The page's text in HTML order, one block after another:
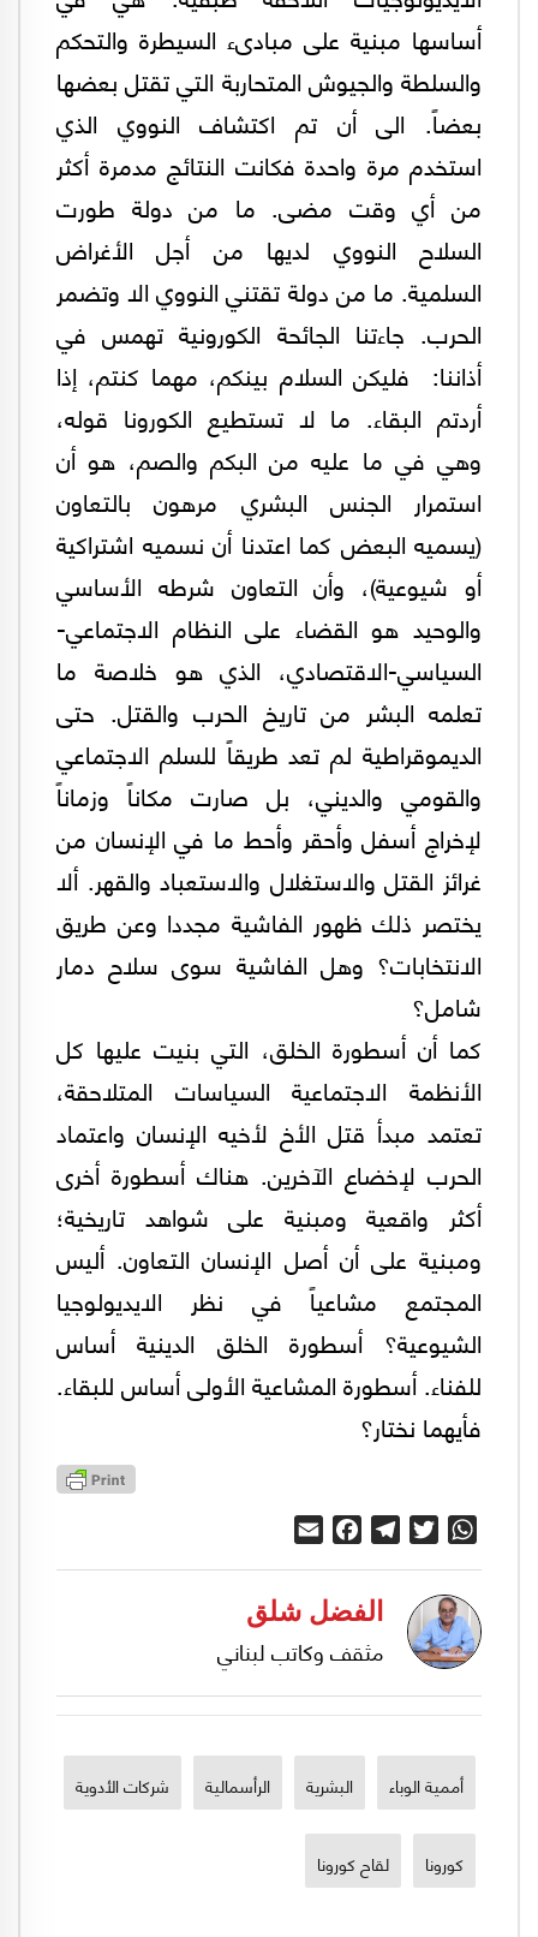
أساسها مبنية على مبادىء السيطرة والتحكم
والسلطة والجيوش المتحاربة التي تقتل بعضها
بعضاً. الى أن تم اكتشاف النووي الذي
استخدم مرة واحدة فكانت النتائج مدمرة أكثر
من أي وقت مضى. ما من دولة طورت
السلاح النووي لديها من أجل الأغراض
السلمية. ما من دولة تقتني النووي الا وتضمر
الحرب. جاءتنا الجائحة الكورونية تهمس في
أذاننا: فليكن السلام بينكم، مهما كنتم، إذا
أردتم البقاء. ما لا تستطيع الكورونا قوله،
وهي في ما عليه من البكم والصم، هو أن
استمرار الجنس البشري مرهون بالتعاون
(يسميه البعض كما اعتدنا أن نسميه اشتراكية
أو شيوعية)، وأن التعاون شرطه الأساسي
والوحيد هو القضاء على النظام الاجتماعي-
السياسي-الاقتصادي، الذي هو خلاصة ما
تعلمه البشر من تاريخ الحرب والقتل. حتى
الديموقراطية لم تعد طريقاً للسلم الاجتماعي
والقومي والديني، بل صارت مكاناً وزماناً
لإخراج أسفل وأحقر وأحط ما في الإنسان من
غرائز القتل والاستغلال والاستعباد والقهر. ألا
يختصر ذلك ظهور الفاشية مجددا وعن طريق
الانتخابات؟ وهل الفاشية سوى سلاح دمار
شامل؟
كما أن أسطورة الخلق، التي بنيت عليها كل
الأنظمة الاجتماعية السياسات المتلاحقة،
تعتمد مبدأ قتل الأخ لأخيه الإنسان واعتماد
الحرب لإخضاع الآخرين. هناك أسطورة أخرى
أكثر واقعية ومبنية على شواهد تاريخية؛
ومبنية على أن أصل الإنسان التعاون. أليس
المجتمع مشاعياً في نظر الايديولوجيا
الشيوعية؟ أسطورة الخلق الدينية أساس
للفناء. أسطورة المشاعية الأولى أساس للبقاء.
فأيهما نختار؟
WhatsApp
Twitter
Telegram
Facebook
الفضل شلق
مثقف وكاتب لبناني
أممية الوباء البشرية الرأسمالية شركات الأدوية
كورونا لقاح كورونا